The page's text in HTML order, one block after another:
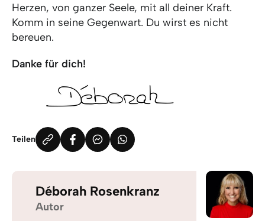
Herzen, von ganzer Seele, mit all deiner Kraft.
Komm in seine Gegenwart. Du wirst es nicht
bereuen.
Danke für dich!
Teilen
Déborah Rosenkranz
Autor